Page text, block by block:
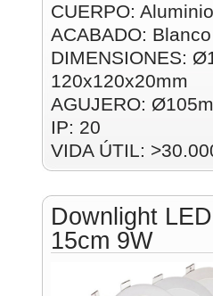
CUERPO: Aluminio
ACABADO: Blanco
DIMENSIONES:
120x120x20mm
AGUJERO:
IP: 20
VIDA ÚTIL:
Downlight
15cm 9W